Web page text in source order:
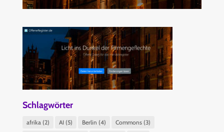
Schlagwörter
afrika (2) AI(5) Berlin (4) Commons(3)